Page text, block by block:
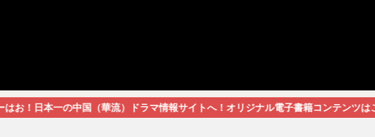
国（華流）ドラマ情報サイトへ！オリジナル電子書籍コンテンツはこちらからどうぞ